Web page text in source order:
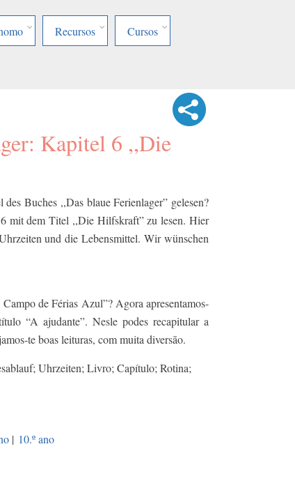
Recursos Cursos
Kapitel 6 ,,Die
Buches ,,Das blaue Ferienlager” gelesen?
mit dem Titel ,,Die Hilfskraft” zu lesen. Hier
und die Lebensmittel. Wir wünschen
de Férias Azul”? Agora apresentamos-
“A ajudante”. Nesle podes recapitular a
te boas leituras, com muita diversão.
Uhrzeiten; Livro; Capítulo; Rotina;
| 10.º ano